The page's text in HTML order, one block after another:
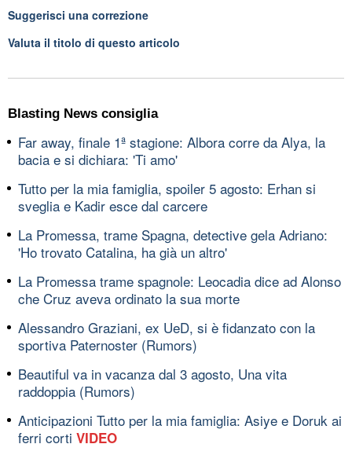
Suggerisci una correzione
Valuta il titolo di questo articolo
Blasting News consiglia
Far away, finale 1ª stagione: Albora corre da Alya, la
bacia e si dichiara: 'Ti amo'
Tutto per la mia famiglia, spoiler 5 agosto: Erhan si
sveglia e Kadir esce dal carcere
La Promessa, trame Spagna, detective gela Adriano:
'Ho trovato Catalina, ha già un altro'
La Promessa trame spagnole: Leocadia dice ad Alonso
che Cruz aveva ordinato la sua morte
Alessandro Graziani, ex UeD, si è fidanzato con la
sportiva Paternoster (Rumors)
Beautiful va in vacanza dal 3 agosto, Una vita
raddoppia (Rumors)
Anticipazioni Tutto per la mia famiglia: Asiye e Doruk ai
ferri corti VIDEO